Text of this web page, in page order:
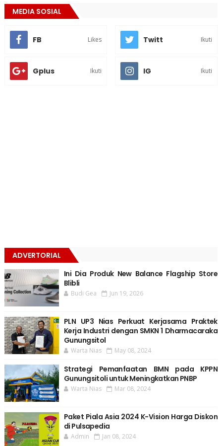
MEDIA SOSIAL
FB Likes Twitt Ikuti
Gplus Ikuti IG Ikuti
ADVERTORIAL
Ini Dia Produk New Balance Flagship Store
Blibli
Budi Gea Jun 19, 2026
PLN UP3 Nias Perkuat Kerjasama Praktek
Kerja Industri dengan SMKN 1 Dharmacaraka
Gunungsitol
Warta Nias May 08, 2024
Strategi Pemanfaatan BMN pada KPPN
Gunungsitoli untuk Meningkatkan PNBP
Warta Nias Mar 08, 2024
Paket Piala Asia 2024 K-Vision Harga Diskon
di Pulsapedia
Admin Jan 08, 2024